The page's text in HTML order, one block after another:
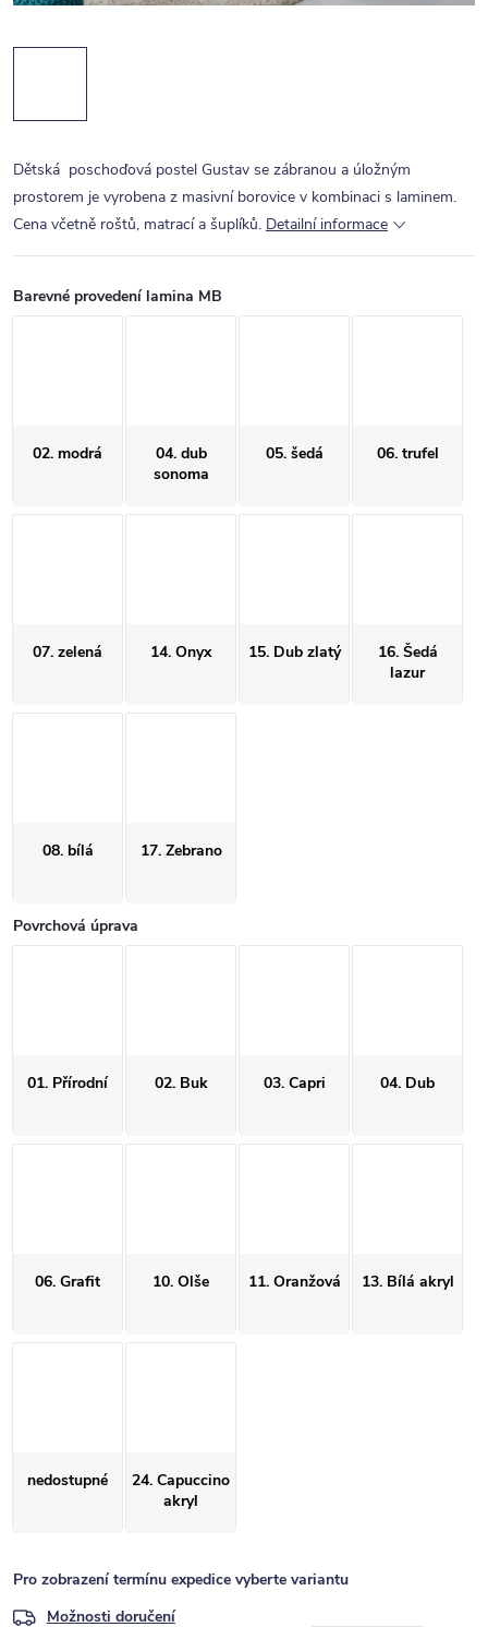
Dětská poschoďová postel Gustav se zábranou a úložným
prostorem je vyrobena z masivní borovice v kombinaci s laminem.
Cena včetně roštů, matrací a šuplíků. Detailní informace
Barevné provedení lamina MB
02. modrá
04. dub
sonoma
05. šedá 06. trufel
07. zelená 14. Onyx 15. Dub zlatý
16. Šedá
lazur
08. bílá 17. Zebrano
Povrchová úprava
01. Přírodní 02. Buk 03. Capri 04. Dub
06. Grafit 10. Olše 11. Oranžová 13. Bílá akryl
nedostupné
24. Capuccino
akryl
Pro zobrazení termínu expedice vyberte variantu
Možnosti doručení